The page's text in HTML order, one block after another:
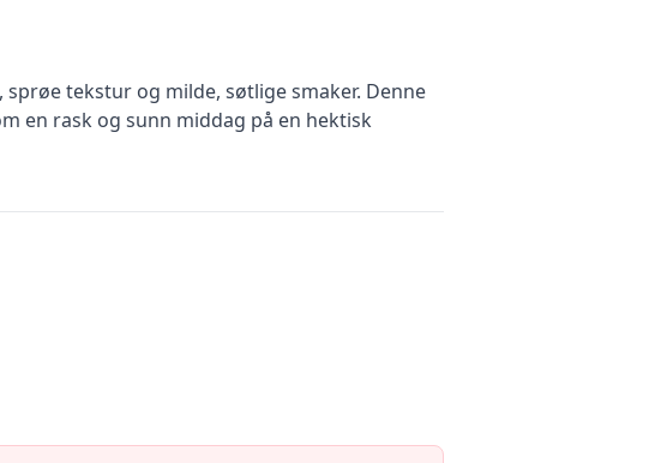
tekstur og milde, søtlige smaker. Denne
en rask og sunn middag på en hektisk